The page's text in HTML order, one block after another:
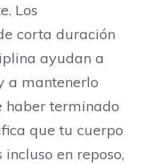
Los
corta duración
ayudan a
a mantenerlo
haber terminado
que tu cuerpo
en reposo,